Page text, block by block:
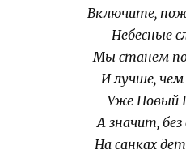
Включите,
Небесные
Мы станем
И лучше, чем
Уже Новый
А значит, без
На санках